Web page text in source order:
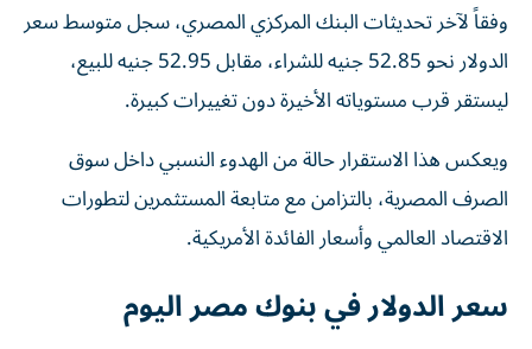
وفقاً لآخر تحديثات البنك المركزي المصري، سجل متوسط سعر
الدولار نحو 52.85 جنيه للشراء، مقابل 52.95 جنيه للبيع،
ليستقر قرب مستوياته الأخيرة دون تغييرات كبيرة.
ويعكس هذا الاستقرار حالة من الهدوء النسبي داخل سوق
الصرف المصرية، بالتزامن مع متابعة المستثمرين لتطورات
الاقتصاد العالمي وأسعار الفائدة الأمريكية.
سعر الدولار في بنوك مصر اليوم